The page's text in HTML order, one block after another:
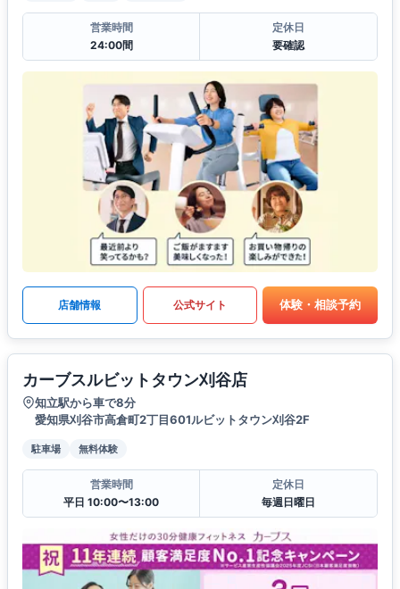
営業時間
24:00間
定休日
要確認
店舗情報 公式サイト 体験・相談予約
カーブスルビットタウン刈谷店
知立駅から車で8分
愛知県刈谷市高倉町2丁目601ルビットタウン刈谷2F
駐車場 無料体験
営業時間
平日 10:00〜13:00
定休日
毎週日曜日